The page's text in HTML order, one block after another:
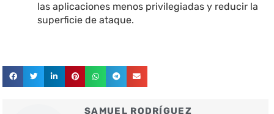
las aplicaciones menos privilegiadas y reducir la
superficie de ataque.
SAMUEL RODRÍGUEZ